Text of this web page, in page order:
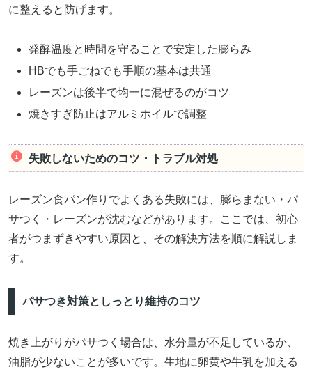
に整えると防げます。
発酵温度と時間を守ることで安定した膨らみ
HBでも手ごねでも手順の基本は共通
レーズンは後半で均一に混ぜるのがコツ
焼きすぎ防止はアルミホイルで調整
失敗しないためのコツ・トラブル対処
レーズン食パン作りでよくある失敗には、膨らまない・パ
サつく・レーズンが沈むなどがあります。ここでは、初心
者がつまずきやすい原因と、その解決方法を順に解説しま
す。
パサつき対策としっとり維持のコツ
焼き上がりがパサつく場合は、水分量が不足しているか、
油脂が少ないことが多いです。生地に卵黄や牛乳を加える